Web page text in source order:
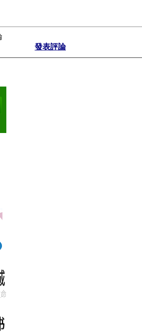
發表評論